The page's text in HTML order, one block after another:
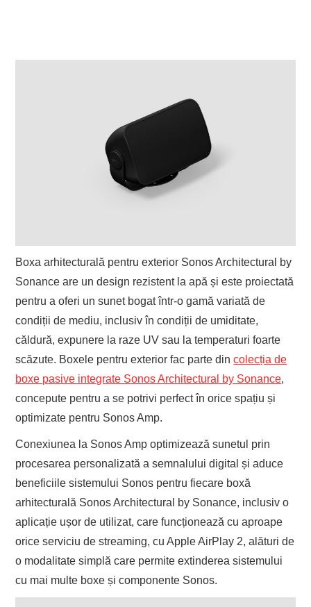
Boxa arhitecturală pentru exterior Sonos Architectural by
Sonance are un design rezistent la apă și este proiectată
pentru a oferi un sunet bogat într-o gamă variată de
condiții de mediu, inclusiv în condiții de umiditate,
căldură, expunere la raze UV sau la temperaturi foarte
scăzute. Boxele pentru exterior fac parte dincolecția de
boxe pasive integrate Sonos Architectural by Sonance,
concepute pentru a se potrivi perfect în orice spațiu și
optimizate pentru Sonos Amp.
Conexiunea la Sonos Amp optimizează sunetul prin
procesarea personalizată a semnalului digital și aduce
beneficiile sistemului Sonos pentru fiecare boxă
arhitecturală Sonos Architectural by Sonance, inclusiv o
aplicație ușor de utilizat, care funcționează cu aproape
orice serviciu de streaming, cu Apple AirPlay 2, alături de
o modalitate simplă care permite extinderea sistemului
cu mai multe boxe și componente Sonos.